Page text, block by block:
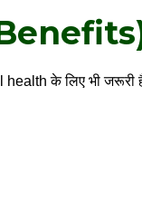
health के लिए भी जरूरी